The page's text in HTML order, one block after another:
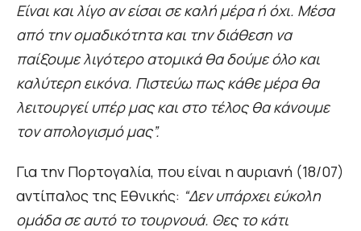
Είναι και λίγο αν είσαι σε καλή μέρα ή όχι. Μέσα
από την ομαδικότητα και την διάθεση να
παίξουμε λιγότερο ατομικά θα δούμε όλο και
καλύτερη εικόνα. Πιστεύω πως κάθε μέρα θα
λειτουργεί υπέρ μας και στο τέλος θα κάνουμε
τον απολογισμό μας”.
Για την Πορτογαλία, που είναι η αυριανή (18/07)
αντίπαλος της Εθνικής: “Δεν υπάρχει εύκολη
ομάδα σε αυτό το τουρνουά. Θες το κάτι